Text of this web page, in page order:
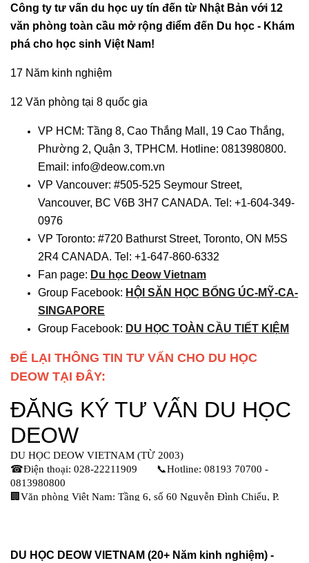
Công ty tư vấn du học uy tín đến từ Nhật Bản với 12
văn phòng toàn cầu mở rộng điểm đến Du học - Khám
phá cho học sinh Việt Nam!
17 Năm kinh nghiệm
12 Văn phòng tại 8 quốc gia
VP HCM: Tầng 8, Cao Thắng Mall, 19 Cao Thắng,
Phường 2, Quận 3, TPHCM. Hotline: 0813980800.
Email: info@deow.com.vn
VP Vancouver: #505-525 Seymour Street,
Vancouver, BC V6B 3H7 CANADA. Tel: +1-604-349-
0976
VP Toronto: #720 Bathurst Street, Toronto, ON M5S
2R4 CANADA. Tel: +1-647-860-6332
Fan page: Du học Deow Vietnam
Group Facebook: HỘI SĂN HỌC BỔNG ÚC-MỸ-CA-
SINGAPORE
Group Facebook: DU HỌC TOÀN CẦU TIẾT KIỆM
ĐỂ LẠI THÔNG TIN TƯ VẤN CHO DU HỌC
DEOW TẠI ĐÂY:
DU HỌC DEOW VIETNAM (20+ Năm kinh nghiệm) -